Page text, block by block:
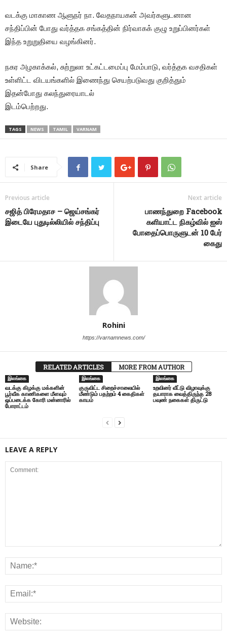
வடக்கு மாகாண ஆளுநர் நா. வேதநாயகன் அவர்களுடனான
சந்திப்பின் போது வர்த்தக சங்கத்தின் நிர்வாகக் குழு உறுப்பினர்கள்
இந்த உறுறுதியை வழங்கினர்.
நகர அழகாக்கல், சுற்றுலா உட்கட்டமைப்பு மேம்பாடு, வர்த்தக வசதிகள்
உள்ளிட்ட விடயங்களில் இணைந்து செயற்படுவது குறித்தும்
இதன்போது கலந்துரையாடல்
இடம்பெற்றது.
TAGS NEWS TAMIL VARNAM
Share
Previous article
சஜித் பிரேமதாச – ஜெய்சங்கர்
இடையே புதுடில்லியில் சந்திப்பு
Next article
பாணந்துறை Facebook
களியாட்ட நிகழ்வில் ஐஸ்
போதைப்பொருளுடன் 10 பேர்
கைது
Rohini
https://varnamnews.com/
RELATED ARTICLES MORE FROM AUTHOR
இலங்கை
வடக்கு கிழக்கு மக்களின்
பூர்வீக காணிகளை மீளவும்
ஒப்படைக்க கோரி மன்னாரில்
போராட்டம்
இலங்கை
குருவிட்ட சிறைச்சாலையில்
மீண்டும் பதற்றம் 4 கைதிகள்
காயம்
இலங்கை
உறவினர் வீட்டு விழாவுக்கு
தயாராக வைத்திருந்த 28
பவுண் நகைகள் திருட்டு
LEAVE A REPLY